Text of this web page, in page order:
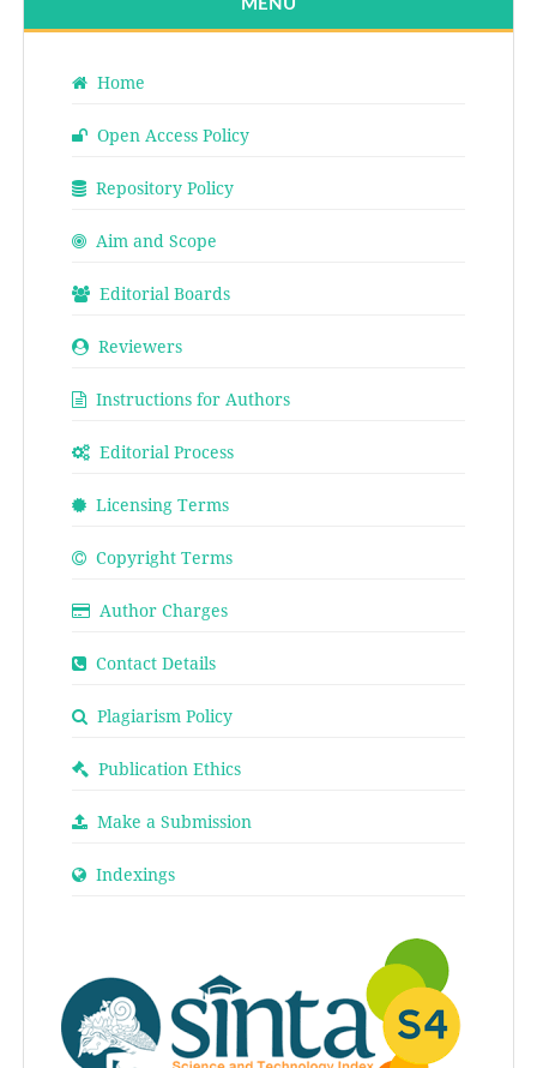
MENU
Home
Open Access Policy
Repository Policy
Aim and Scope
Editorial Boards
Reviewers
Instructions for Authors
Editorial Process
Licensing Terms
Copyright Terms
Author Charges
Contact Details
Plagiarism Policy
Publication Ethics
Make a Submission
Indexings